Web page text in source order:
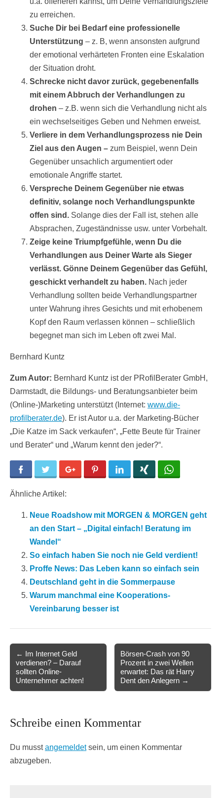
zu erreichen.
Suche Dir bei Bedarf eine professionelle
Unterstützung – z. B, wenn ansonsten aufgrund
der emotional verhärteten Fronten eine Eskalation
der Situation droht.
Schrecke nicht davor zurück, gegebenenfalls
mit einem Abbruch der Verhandlungen zu
drohen – z.B. wenn sich die Verhandlung nicht als
ein wechselseitiges Geben und Nehmen erweist.
Verliere in dem Verhandlungsprozess nie Dein
Ziel aus den Augen – zum Beispiel, wenn Dein
Gegenüber unsachlich argumentiert oder
emotionale Angriffe startet.
Verspreche Deinem Gegenüber nie etwas
definitiv, solange noch Verhandlungspunkte
offen sind. Solange dies der Fall ist, stehen alle
Absprachen, Zugeständnisse usw. unter Vorbehalt.
Zeige keine Triumpfgefühle, wenn Du die
Verhandlungen aus Deiner Warte als Sieger
verlässt. Gönne Deinem Gegenüber das Gefühl,
geschickt verhandelt zu haben. Nach jeder
Verhandlung sollten beide Verhandlungspartner
unter Wahrung ihres Gesichts und mit erhobenem
Kopf den Raum verlassen können – schließlich
begegnet man sich im Leben oft zwei Mal.
Bernhard Kuntz
Zum Autor: Bernhard Kuntz ist der PRofilBerater GmbH,
Darmstadt, die Bildungs- und Beratungsanbieter beim
(Online-)Marketing unterstützt (Internet: www.die-
profilberater.de). Er ist Autor u.a. der Marketing-Bücher
„Die Katze im Sack verkaufen“, „Fette Beute für Trainer
und Berater“ und „Warum kennt den jeder?“.
Facebook Twitter Google+ Pinterest LinkedIn
Ähnliche Artikel:
Neue Roadshow mit MORGEN & MORGEN geht
an den Start – „Digital einfach! Beratung im
Wandel“
So einfach haben Sie noch nie Geld verdient!
Proffe News: Das Leben kann so einfach sein
Deutschland geht in die Sommerpause
Warum manchmal eine Kooperations-
Vereinbarung besser ist
navigation
← Im Internet Geld
verdienen? – Darauf
sollten Online-
Unternehmer achten!
Börsen-Crash von 90
Prozent in zwei Wellen
erwartet: Das rät Harry
Dent den Anlegern →
Schreibe einen Kommentar
Du musstangemeldetsein, um einen Kommentar
abzugeben.